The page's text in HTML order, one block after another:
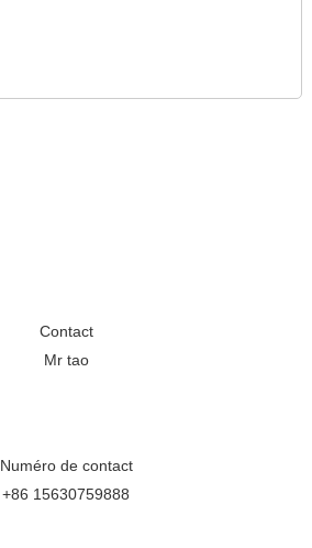
Contact
Mr tao
Numéro de contact
+86 15630759888